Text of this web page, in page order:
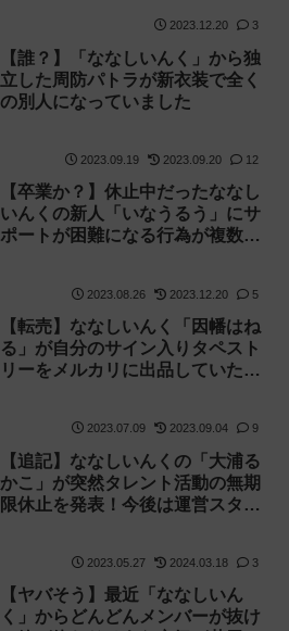
2023.12.20 3
【誰？】「ななしいんく」から独
立した周防パトラが新衣装で全く
の別人になっていました
2023.09.19 2023.09.20 12
【卒業か？】休止中だったななし
いんくの新人「いなうるう」にサ
ポートが困難になる行為が複数確
2023.08.26 2023.12.20 5
【転売】ななしいんく「因幡はね
る」が自分のサイン入りタペスト
リーをメルカリに出品していたフ
2023.07.09 2023.09.04 9
【追記】ななしいんくの「大浦る
かこ」が突然タレント活動の無期
限休止を発表！今後は運営スタッ
2023.05.27 2024.03.18 3
【ヤバそう】最近「ななしいん
く」からどんどんメンバーが抜け